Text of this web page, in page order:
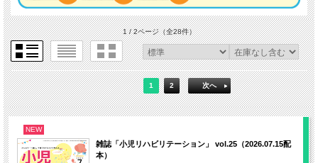
1 / 2ページ（全28件）
1 2 次へ
NEW
雑誌「小児リハビリテーション」 vol.25（2026.07.15配
本）